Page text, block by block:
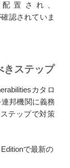
配置され、
認されていま
きステップ
カタロ
邦機関に義務
テップで対策
で最新の